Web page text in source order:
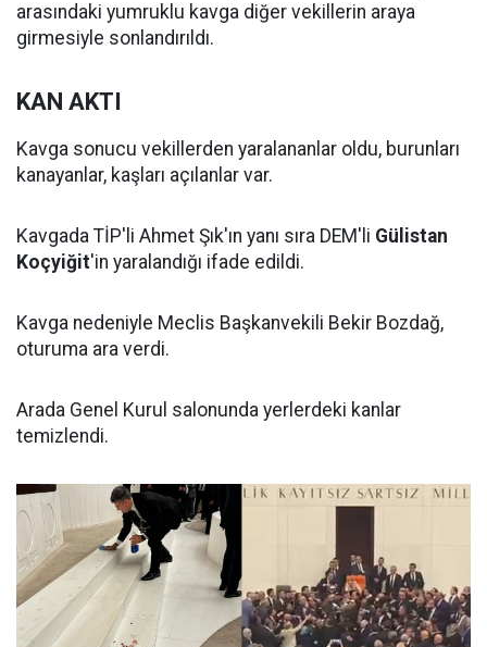
arasındaki yumruklu kavga diğer vekillerin araya
girmesiyle sonlandırıldı.
KAN AKTI
Kavga sonucu vekillerden yaralananlar oldu, burunları
kanayanlar, kaşları açılanlar var.
Kavgada TİP'li Ahmet Şık'ın yanı sıra DEM'li Gülistan
Koçyiğit'in yaralandığı ifade edildi.
Kavga nedeniyle Meclis Başkanvekili Bekir Bozdağ,
oturuma ara verdi.
Arada Genel Kurul salonunda yerlerdeki kanlar
temizlendi.